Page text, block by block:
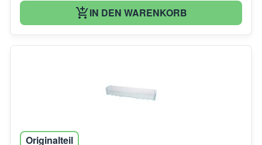
IN DEN WARENKORB
Originalteil